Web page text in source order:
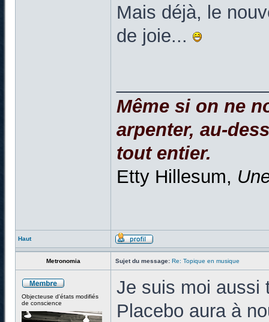
Mais déjà, le
de joie...
Même si on ne
arpenter, au-
tout entier.
Etty Hillesum,
Haut
Metronomia Sujet du message: Re: Topique en musique
Objecteuse d'états modifiés
de conscience
Je suis moi aussi
Placebo aura à